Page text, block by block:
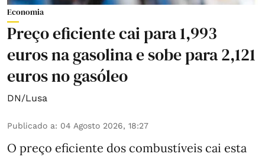
Economia
Preço eficiente cai para 1,993
euros na gasolina e sobe para 2,121
euros no gasóleo
DN/Lusa
Publicado a: 04 Agosto 2026, 18:27
O preço eficiente dos combustíveis cai esta